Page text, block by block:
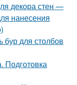
декора стен —
нанесения
бур для столбов
Подготовка